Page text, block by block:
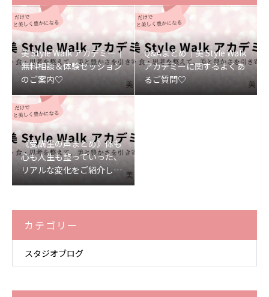
美 Style Walk アカデミー｜
無料相談＆体験セッション
のご案内♡
Q&Aまとめ｜美 Style Walk
アカデミーに関するよくあ
るご質問♡
《受講生の声まとめ》体も
心も人生も整っていった、
リアルな変化をご紹介しま
す♡
カテゴリー
スタジオブログ